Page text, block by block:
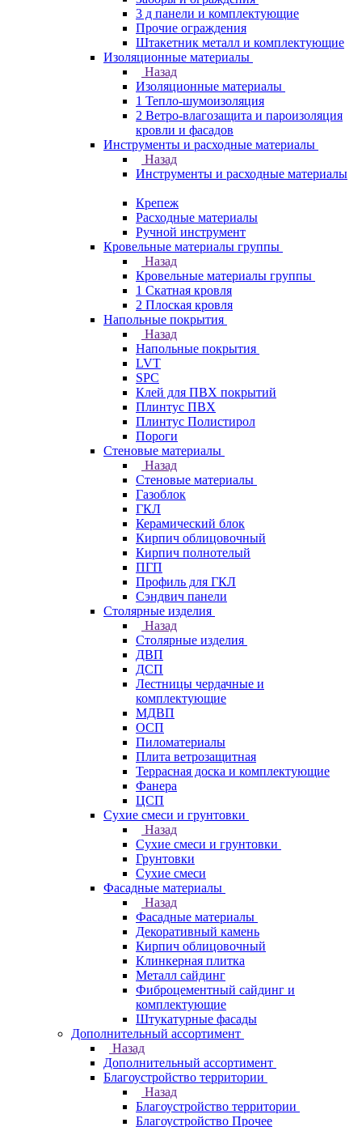
3 д панели и комплектующие
Прочие ограждения
Штакетник металл и комплектующие
Изоляционные материалы
Назад
Изоляционные материалы
1 Тепло-шумоизоляция
2 Ветро-влагозащита и пароизоляция
кровли и фасадов
Инструменты и расходные материалы
Назад
Инструменты и расходные материалы
Крепеж
Расходные материалы
Ручной инструмент
Кровельные материалы группы
Назад
Кровельные материалы группы
1 Скатная кровля
2 Плоская кровля
Напольные покрытия
Назад
Напольные покрытия
LVT
SPC
Клей для ПВХ покрытий
Плинтус ПВХ
Плинтус Полистирол
Пороги
Стеновые материалы
Назад
Стеновые материалы
Газоблок
ГКЛ
Керамический блок
Кирпич облицовочный
Кирпич полнотелый
ПГП
Профиль для ГКЛ
Сэндвич панели
Столярные изделия
Назад
Столярные изделия
ДВП
ДСП
Лестницы чердачные и
комплектующие
МДВП
ОСП
Пиломатериалы
Плита ветрозащитная
Террасная доска и комплектующие
Фанера
ЦСП
Сухие смеси и грунтовки
Назад
Сухие смеси и грунтовки
Грунтовки
Сухие смеси
Фасадные материалы
Назад
Фасадные материалы
Декоративный камень
Кирпич облицовочный
Клинкерная плитка
Металл сайдинг
Фиброцементный сайдинг и
комплектующие
Штукатурные фасады
Дополнительный ассортимент
Назад
Дополнительный ассортимент
Благоустройство территории
Назад
Благоустройство территории
Благоустройство Прочее